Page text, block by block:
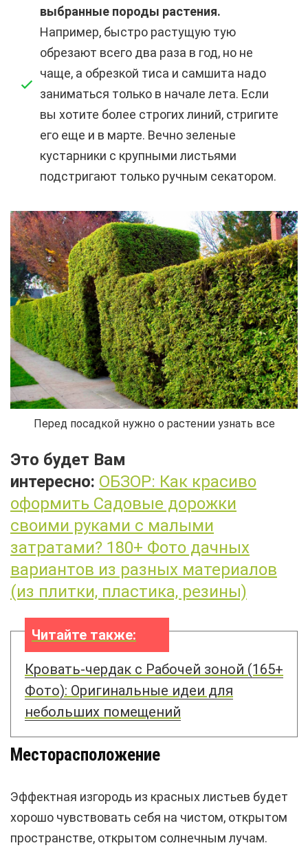
выбранные породы растения.
Например, быстро растущую тую
обрезают всего два раза в год, но не
чаще, а обрезкой тиса и самшита надо
заниматься только в начале лета. Если
вы хотите более строгих линий, стригите
его еще и в марте. Вечно зеленые
кустарники с крупными листьями
подстригают только ручным секатором.
Перед посадкой нужно о растении узнать все
Это будет Вам
интересно: ОБЗОР: Как красиво
оформить Садовые дорожки
своими руками с малыми
затратами? 180+ Фото дачных
вариантов из разных материалов
(из плитки, пластика, резины)
Читайте также:
Кровать-чердак с Рабочей зоной (165+
Фото): Оригинальные идеи для
небольших помещений
Месторасположение
Эффектная изгородь из красных листьев будет
хорошо чувствовать себя на чистом, открытом
пространстве, открытом солнечным лучам.